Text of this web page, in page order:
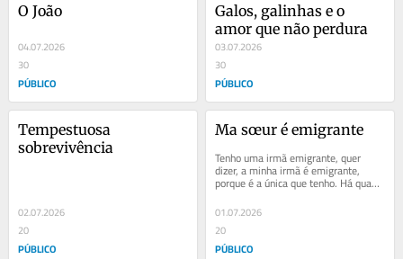
O João
04.07.2026
30
PÚBLICO
Galos, galinhas e o
amor que não perdura
03.07.2026
30
PÚBLICO
Tempestuosa
sobrevivência
02.07.2026
20
PÚBLICO
Ma sœur é emigrante
Tenho uma irmã emigrante, quer
dizer, a minha irmã é emigrante,
porque é a única que tenho. Há quase
uma década trocou Lisboa por
Bruxelas e...
01.07.2026
20
PÚBLICO